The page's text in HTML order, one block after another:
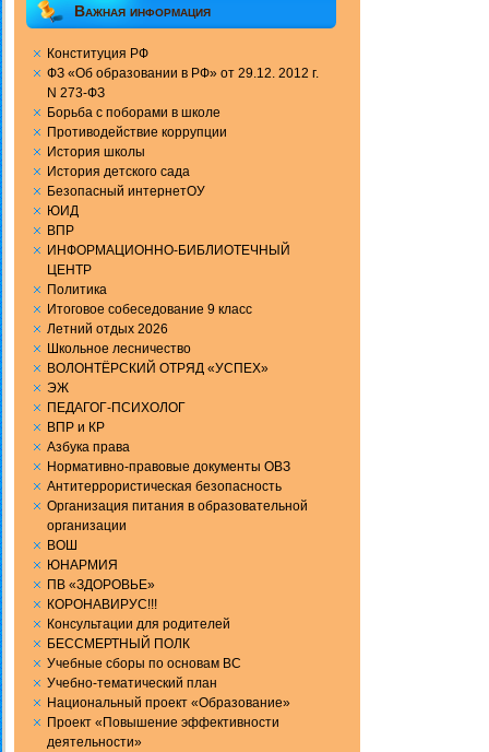
Важная информация
Конституция РФ
ФЗ «Об образовании в РФ» от 29.12. 2012 г.
N 273-ФЗ
Борьба с поборами в школе
Противодействие коррупции
История школы
История детского сада
Безопасный интернетОУ
ЮИД
ВПР
ИНФОРМАЦИОННО-БИБЛИОТЕЧНЫЙ
ЦЕНТР
Политика
Итоговое собеседование 9 класс
Летний отдых 2026
Школьное лесничество
ВОЛОНТЁРСКИЙ ОТРЯД «УСПЕХ»
ЭЖ
ПЕДАГОГ-ПСИХОЛОГ
ВПР и КР
Aзбука права
Нормативно-правовые документы ОВЗ
Антитеррористическая безопасность
Организация питания в образовательной
организации
ВОШ
ЮНАРМИЯ
ПВ «ЗДОРОВЬЕ»
КОРОНАВИРУС!!!
Консультации для родителей
БЕССМЕРТНЫЙ ПОЛК
Учебные сборы по основам ВС
Учебно-тематический план
Национальный проект «Образование»
Проект «Повышение эффективности
деятельности»